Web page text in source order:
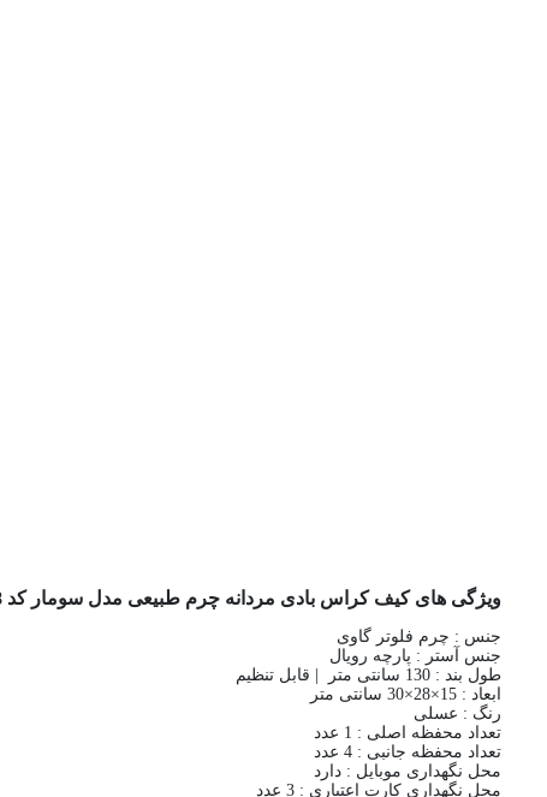
ویژگی های کیف کراس بادی مردانه چرم طبیعی مدل سومار کد 1148 رنگ عسلی
جنس : چرم فلوتر گاوی
جنس آستر : پارچه رویال
طول بند : 130 سانتی متر | قابل تنظیم
ابعاد : 15×28×30 سانتی متر
رنگ : عسلی
تعداد محفظه اصلی : 1 عدد
تعداد محفظه جانبی : 4 عدد
محل نگهداری موبایل : دارد
محل نگهداری کارت اعتباری : 3 عدد